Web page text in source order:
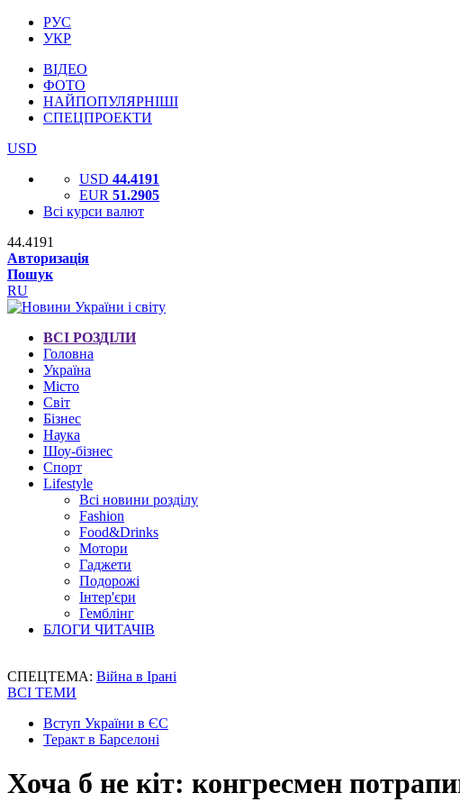
РУС
УКР
ВІДЕО
ФОТО
НАЙПОПУЛЯРНІШІ
СПЕЦПРОЕКТИ
USD
USD 44.4191
EUR 51.2905
Всі курси валют
44.4191
Авторизація
Пошук
RU
ВСІ РОЗДІЛИ
Головна
Україна
Місто
Світ
Бізнес
Наука
Шоу-бізнес
Спорт
Lifestyle
Всі новини розділу
Fashion
Food&Drinks
Мотори
Гаджети
Подорожі
Інтер'єри
Гемблінг
БЛОГИ ЧИТАЧІВ
СПЕЦТЕМА: Війна в Ірані
ВСІ ТЕМИ
Вступ України в ЄС
Теракт в Барселоні
Хоча б не кіт: конгресмен